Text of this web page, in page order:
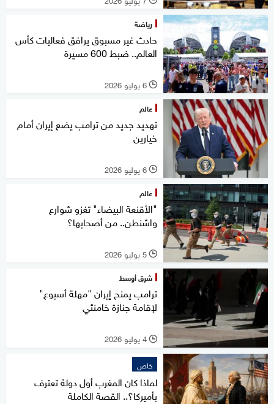
رياضة
حادث غير مسبوق يرافق فعاليات كأس
العالم.. ضبط 600 مسيرة
l 6 يوليو 2026
عالم
تهديد جديد من ترامب يضع إيران أمام
خيارين
l 6 يوليو 2026
عالم
"الأقنعة البيضاء" تغزو شوارع
واشنطن.. من أصحابها؟
l 5 يوليو 2026
شرق أوسط
ترامب يمنح إيران "مهلة أسبوع"
لإقامة جنازة خامنئي
l 4 يوليو 2026
خاص
لماذا كان المغرب أول دولة تعترف
بأميركا؟.. القصة الكاملة